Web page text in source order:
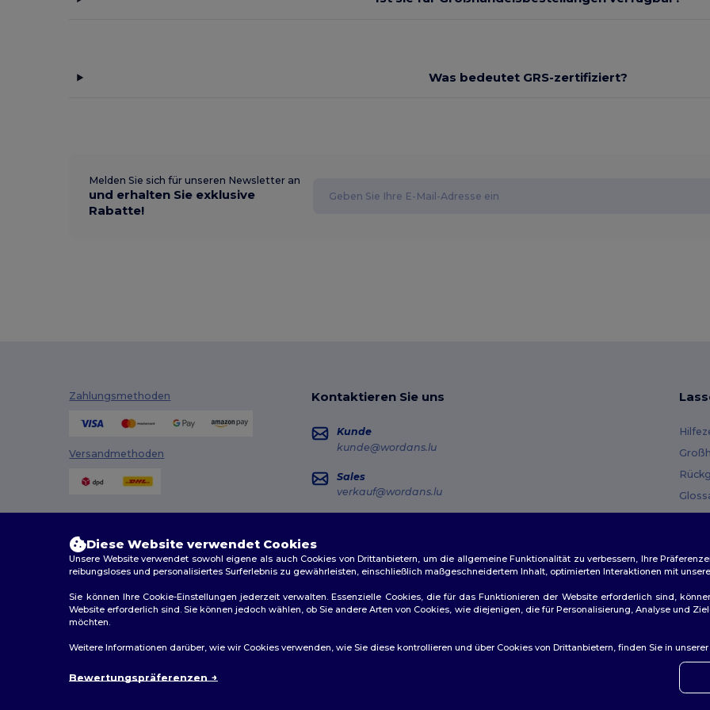
Was bedeutet GRS-zertifiziert?
Melden Sie sich für unseren Newsletter an
und erhalten Sie exklusive
Rabatte!
Zahlungsmethoden
Versandmethoden
Kontaktieren Sie uns
Kunde
kunde@wordans.lu
Sales
verkauf@wordans.lu
2026. Alle Rechte vorbehalten
Site
Diese Website verwendet Cookies
Unsere Website verwendet sowohl eigene als auch Cookies von Drittanbietern, um die allgemeine Funktionalität zu verbessern, Ihre
reibungsloses und personalisiertes Surferlebnis zu gewährleisten, einschließlich maßgeschneidertem Inhalt, optimierten Interaktionen mit
Sie können Ihre Cookie-Einstellungen jederzeit verwalten. Essenzielle Cookies, die für das Funktionieren der Website erforderlich sind,
Website erforderlich sind. Sie können jedoch wählen, ob Sie andere Arten von Cookies, wie diejenigen, die für Personalisierung, Analyse und
möchten.
Weitere Informationen darüber, wie wir Cookies verwenden, wie Sie diese kontrollieren und über Cookies von Drittanbietern, finden Sie in unserer
Bewertungspräferenzen
👋